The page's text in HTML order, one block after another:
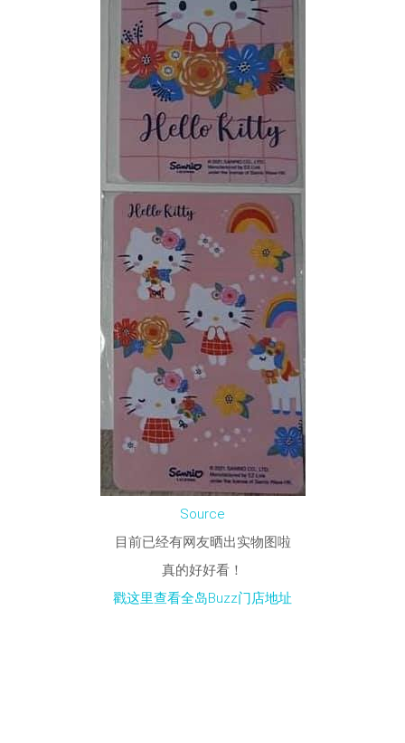
Source
目前已经有网友晒出实物图啦
真的好好看！
戳这里查看全岛Buzz门店地址